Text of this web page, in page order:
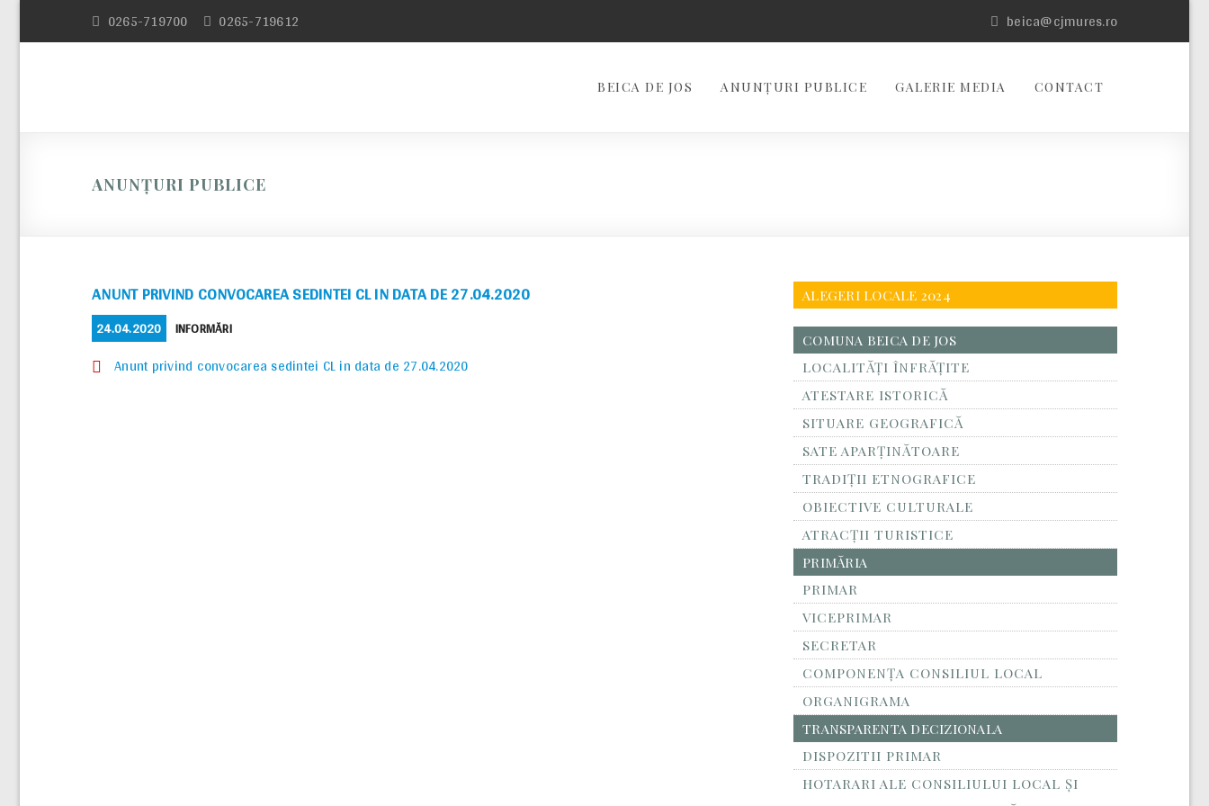
0265-719700 0265-719612 beica@cjmures.ro
BEICA DE JOS ANUNȚURI PUBLICE GALERIE MEDIA CONTACT
ANUNȚURI PUBLICE
ANUNT PRIVIND CONVOCAREA SEDINTEI CL IN DATA DE 27.04.2020
POSTED
ON
24.04.2020 CATEGORIES
INFORMĂRI
Anunt privind convocarea sedintei CL in data de 27.04.2020
ALEGERI LOCALE 2024
COMUNA BEICA DE JOS
LOCALITĂŢI ÎNFRĂŢITE
ATESTARE ISTORICĂ
SITUARE GEOGRAFICĂ
SATE APARȚINĂTOARE
TRADIȚII ETNOGRAFICE
OBIECTIVE CULTURALE
ATRACȚII TURISTICE
PRIMĂRIA
PRIMAR
VICEPRIMAR
SECRETAR
COMPONENȚA CONSILIUL LOCAL
ORGANIGRAMA
TRANSPARENTA DECIZIONALA
DISPOZITII PRIMAR
HOTARARI ALE CONSILIULUI LOCAL ȘI